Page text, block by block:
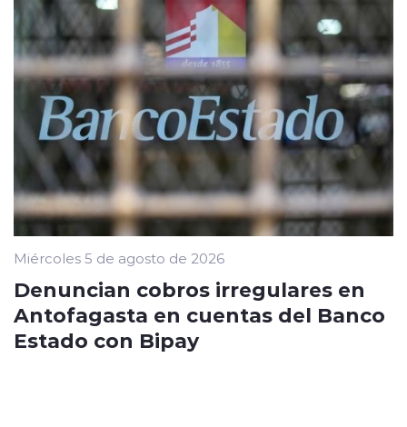
Miércoles 5 de agosto de 2026
Denuncian cobros irregulares en
Antofagasta en cuentas del Banco
Estado con Bipay